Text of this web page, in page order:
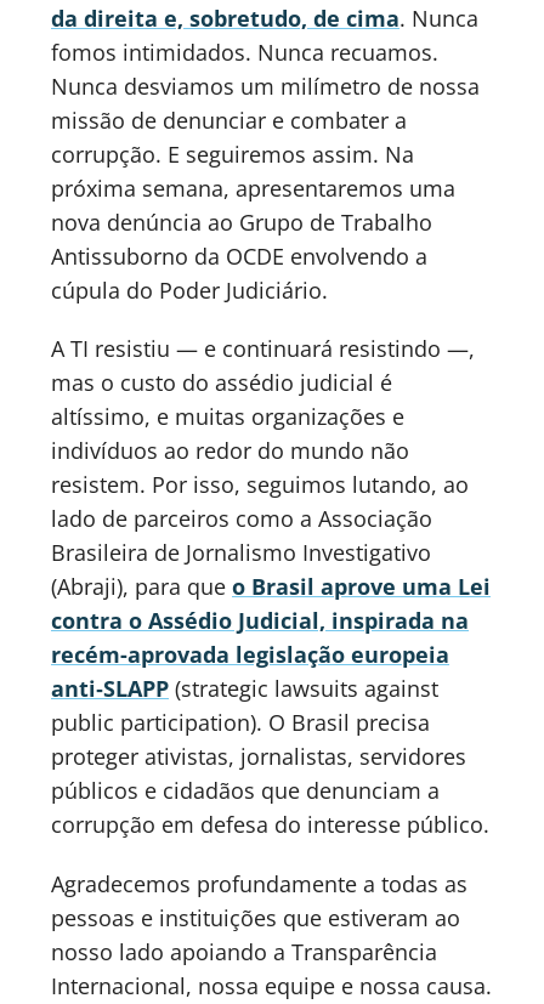
da direita e, sobretudo, de cima. Nunca
fomos intimidados. Nunca recuamos.
Nunca desviamos um milímetro de nossa
missão de denunciar e combater a
corrupção. E seguiremos assim. Na
próxima semana, apresentaremos uma
nova denúncia ao Grupo de Trabalho
Antissuborno da OCDE envolvendo a
cúpula do Poder Judiciário.
A TI resistiu — e continuará resistindo —,
mas o custo do assédio judicial é
altíssimo, e muitas organizações e
indivíduos ao redor do mundo não
resistem. Por isso, seguimos lutando, ao
lado de parceiros como a Associação
Brasileira de Jornalismo Investigativo
(Abraji), para que o Brasil aprove uma Lei
contra o Assédio Judicial, inspirada na
recém-aprovada legislação europeia
anti‑SLAPP (strategic lawsuits against
public participation). O Brasil precisa
proteger ativistas, jornalistas, servidores
públicos e cidadãos que denunciam a
corrupção em defesa do interesse público.
Agradecemos profundamente a todas as
pessoas e instituições que estiveram ao
nosso lado apoiando a Transparência
Internacional, nossa equipe e nossa causa.